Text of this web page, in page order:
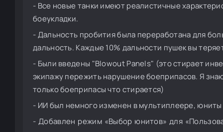
- Все новые танки имеют реалистичные
боеукладки.
- Дальность пробития была переработана для
дальность. Каждые 10% дальности пушек вы
- Были введены "Blowout Panels" (это стирает
экипажу пережить нарушение боеприпасов. Я
только боеприпасы что стирается)
- ИИ был немного изменен в мультиплеере,
- Добавлен режим «Выбор юнитов» для